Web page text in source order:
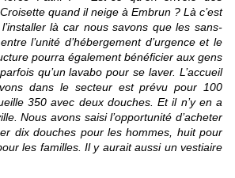
quand il neige à Embrun ? Là c’est
là car nous savons que les sans-
l’unité d’hébergement d’urgence et le
pourra également bénéficier aux gens
qu’un lavabo pour se laver. L’accueil
dans le secteur est prévu pour 100
350 avec deux douches. Et il n’y en a
Nous avons saisi l’opportunité d’acheter
dix douches pour les hommes, huit pour
les familles. Il y aurait aussi un vestiaire